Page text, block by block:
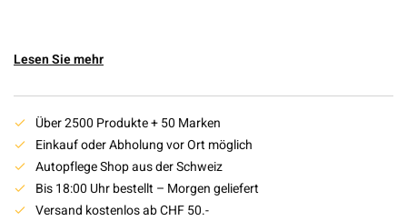
Lesen Sie mehr
Über 2500 Produkte + 50 Marken
Einkauf oder Abholung vor Ort möglich
Autopflege Shop aus der Schweiz
Bis 18:00 Uhr bestellt – Morgen geliefert
Versand kostenlos ab CHF 50.-